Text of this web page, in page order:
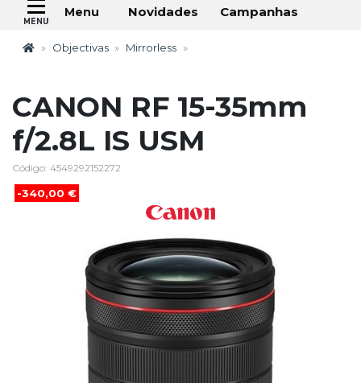
Menu Novidades Campanhas
Objectivas Mirrorless
CANON RF 15-35mm
f/2.8L IS USM
Código: 4549292152272
-340,00 €